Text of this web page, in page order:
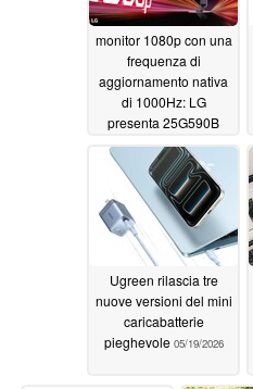
monitor 1080p con una
frequenza di
aggiornamento nativa
di 1000Hz: LG
presenta 25G590B
05/19/2026
Ugreen rilascia tre
nuove versioni del mini
caricabatterie
pieghevole 05/19/2026